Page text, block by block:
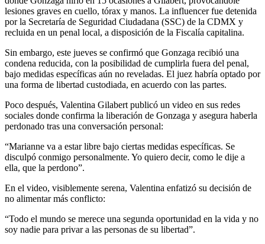
lesiones graves en cuello, tórax y manos. La influencer fue detenida
por la Secretaría de Seguridad Ciudadana (SSC) de la CDMX y
recluida en un penal local, a disposición de la Fiscalía capitalina.
Sin embargo, este jueves se confirmó que Gonzaga recibió una
condena reducida, con la posibilidad de cumplirla fuera del penal,
bajo medidas específicas aún no reveladas. El juez habría optado por
una forma de libertad custodiada, en acuerdo con las partes.
Poco después, Valentina Gilabert publicó un video en sus redes
sociales donde confirma la liberación de Gonzaga y asegura haberla
perdonado tras una conversación personal:
“Marianne va a estar libre bajo ciertas medidas específicas. Se
disculpó conmigo personalmente. Yo quiero decir, como le dije a
ella, que la perdono”.
En el video, visiblemente serena, Valentina enfatizó su decisión de
no alimentar más conflicto:
“Todo el mundo se merece una segunda oportunidad en la vida y no
soy nadie para privar a las personas de su libertad”.